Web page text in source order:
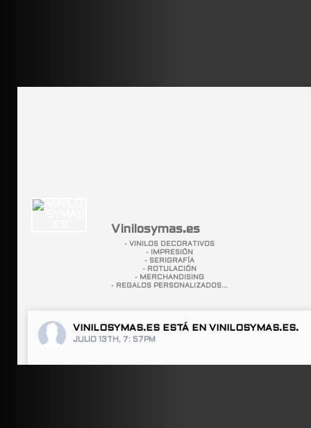
Vinilosymas.es
- VINILOS DECORATIVOS
- IMPRESIÓN
- SERIGRAFÍA
- ROTULACIÓN
- MERCHANDISING
- REGALOS PERSONALIZADOS...
VINILOSYMAS.ES ESTÁ EN VINILOSYMAS.ES.
JULIO 13TH, 7: 57PM